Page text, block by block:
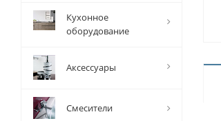
Кухонное
оборудование
Аксессуары
Смесители